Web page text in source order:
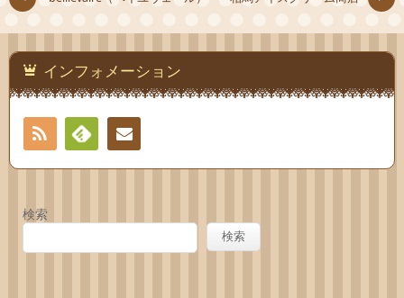
インフォメーション
RSS
Feedlyお問
検索
検索